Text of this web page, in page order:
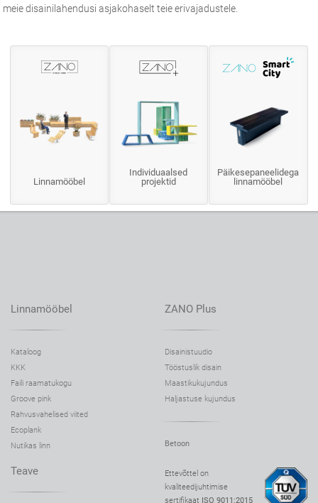
meie disainilahendusi asjakohaselt teie erivajadustele.
Linnamööbel
Individuaalsed
projektid
Päikesepaneelidega
linnamööbel
Linnamööbel
Kataloog
KKK
Faili raamatukogu
Groove pink
Rahvusvahelised viited
Ecoplank
Nutikas linn
ZANO Plus
Disainistuudio
Tööstuslik disain
Maastikukujundus
Haljastuse kujundus
Betoon
Teave
Ettevõttel on
kvaliteedijuhtimise
sertifikaat ISO 9011:2015